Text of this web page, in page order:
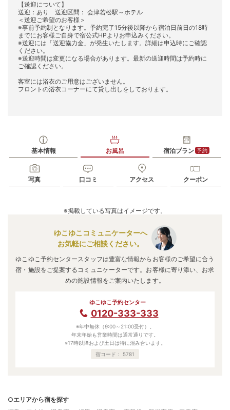
【送迎について】
送迎：あり 送迎区間： 会津若松駅～ホテル
＜送迎ご希望のお客様＞
※事前予約制となります。予約完了15分後以降から宿泊日前日の18時
までにお客様ご自身で宿公式HPよりお申込みください。
※送迎には「送迎協力金」が発生いたします。詳細は申込時にご確認
ください。
※送迎時間は変更になる場合があります。最新の送迎時間は予約時に
ご確認ください。
客室には浴衣のご用意はございません。
フロントの浴衣コーナーにて貸し出しをしております。
基本情報 お風呂 宿泊プラン 予約
写真 口コミ アクセス クーポン
※掲載している写真はイメージです。
ゆこゆこコミュニケーターへ
お気軽にご相談ください。
ゆこゆこ予約センタースタッフは豊富な情報からお客様のご希望に合う
宿・施設をご提案するコミュニケーターです。お客様に寄り添い、お求
めの施設情報をご案内いたします。
ゆこゆこ予約センター
0120-333-333
※年中無休（9:00～21:00受付）。
年末年始も営業時間は通常通りです。
※17時以降および土日は特に混み合います。
宿コード： 5781
○エリアから宿を探す